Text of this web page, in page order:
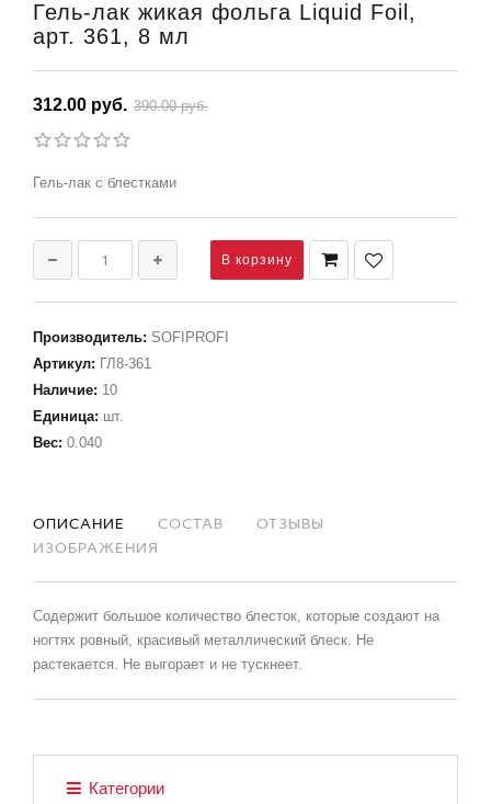
Гель-лак жикая фольга Liquid Foil,
арт. 361, 8 мл
312.00 руб. 390.00 руб.
Гель-лак с блестками
Производитель: SOFIPROFI
Артикул: ГЛ8-361
Наличие: 10
Единица: шт.
Вес: 0.040
ОПИСАНИЕ СОСТАВ
ОТЗЫВЫ
ИЗОБРАЖЕНИЯ
Содержит большое количество блесток, которые создают на
ногтях ровный, красивый металлический блеск. Не
растекается. Не выгорает и не тускнеет.
Категории